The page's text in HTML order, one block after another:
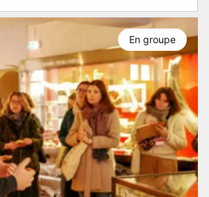
En groupe